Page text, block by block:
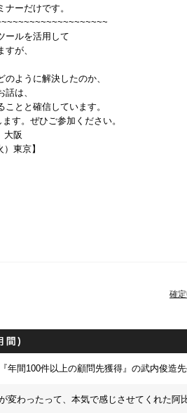
ーだけです。
ールを活用して
が、
ように解決したのか、
は、
とと確信しています。
す。ぜひご参加ください。
大阪
東京】
確
年間100件以上の顧問先獲得』の武内俊造
変わったって、本気で感じさせてくれた阿